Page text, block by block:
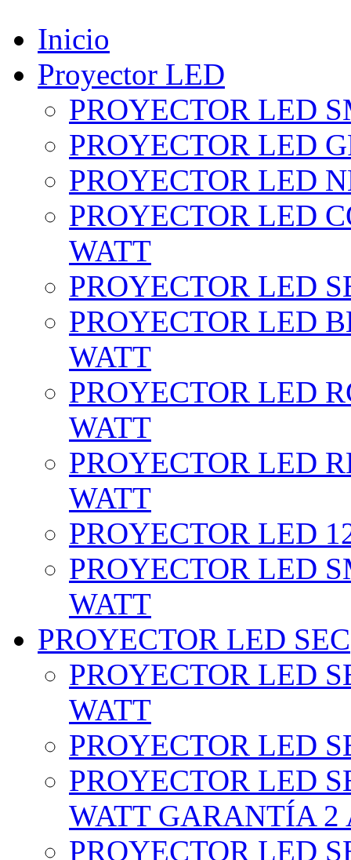
Inicio
Proyector LED
PROYECTOR LED
PROYECTOR LED
PROYECTOR LED
PROYECTOR LED
WATT
PROYECTOR LED
PROYECTOR LED
WATT
PROYECTOR LED
WATT
PROYECTOR LED
WATT
PROYECTOR LED
PROYECTOR LED
WATT
PROYECTOR LED SEC
PROYECTOR LED
WATT
PROYECTOR LED
PROYECTOR LED
WATT GARANTÍA 2
PROYECTOR LED